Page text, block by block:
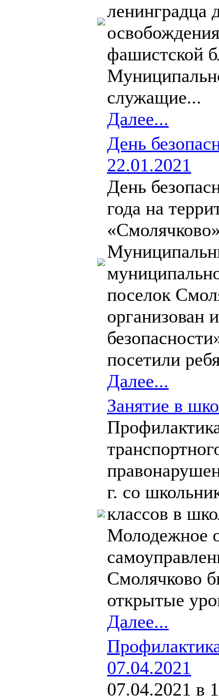
ленинградца
фашистской
служащие...
Далее...
День
22.01.2021
День
года на
поселок
организован
посетили
Далее...
Занятие в
г. со
классов в
Молодежное
Смолячково
открытые
Далее...
07.04.2021
07.04.2021 в